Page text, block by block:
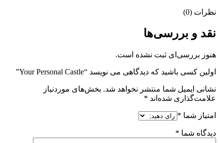
نظرات (0)
نقد و بررسی‌ها
هنوز بررسی‌ای ثبت نشده است.
اولین کسی باشید که دیدگاهی می نویسد “Your Personal Castle”
نشانی ایمیل شما منتشر نخواهد شد. بخش‌های موردنیاز
علامت‌گذاری شده‌اند *
امتیاز شما *
دیدگاه شما *